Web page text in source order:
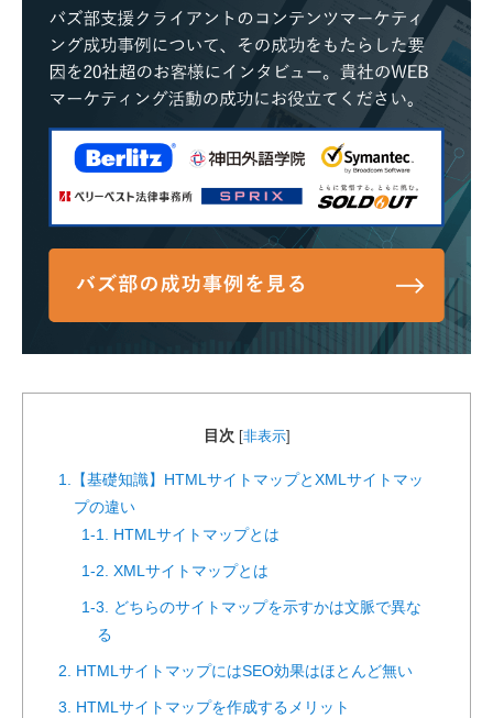
目次 非表示]
1.【基礎知識】HTMLサイトマップとXMLサイトマッ
プの違い
1-1. HTMLサイトマップとは
1-2. XMLサイトマップとは
1-3. どちらのサイトマップを示すかは文脈で異な
る
2. HTMLサイトマップにはSEO効果はほとんど無い
3. HTMLサイトマップを作成するメリット